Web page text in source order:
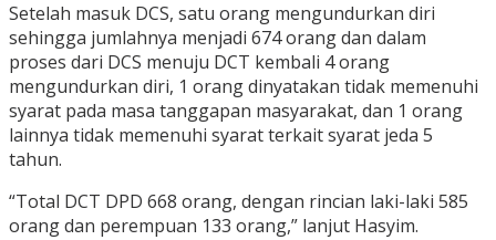
Setelah masuk DCS, satu orang mengundurkan diri
sehingga jumlahnya menjadi 674 orang dan dalam
proses dari DCS menuju DCT kembali 4 orang
mengundurkan diri, 1 orang dinyatakan tidak memenuhi
syarat pada masa tanggapan masyarakat, dan 1 orang
lainnya tidak memenuhi syarat terkait syarat jeda 5
tahun.
“Total DCT DPD 668 orang, dengan rincian laki-laki 585
orang dan perempuan 133 orang,” lanjut Hasyim.